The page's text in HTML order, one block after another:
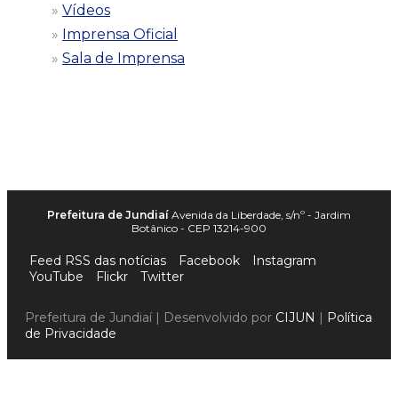
Vídeos
Imprensa Oficial
Sala de Imprensa
Prefeitura de Jundiaí Avenida da Liberdade, s/nº - Jardim
Botânico - CEP 13214-900
Feed RSS das notícias Facebook
Instagram
YouTube
Flickr Twitter
Prefeitura de Jundiaí | Desenvolvido por CIJUN | Política
de Privacidade